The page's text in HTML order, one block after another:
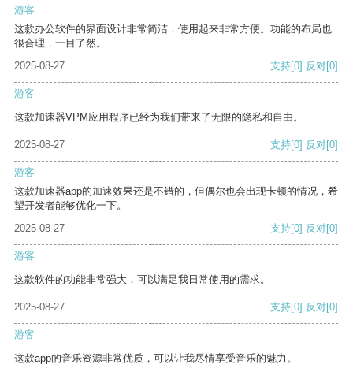
游客
这款办公软件的界面设计非常简洁，使用起来非常方便。功能的布局也
很合理，一目了然。
2025-08-27
支持[0] 反对[0]
游客
这款加速器VPM应用程序已经为我们带来了无限的隐私和自由。
2025-08-27 支持[0] 反对[0]
游客
这款加速器app的加速效果还是不错的，但偶尔也会出现卡顿的情况，希
望开发者能够优化一下。
2025-08-27
支持[0] 反对[0]
游客
这款软件的功能非常强大，可以满足我日常使用的需求。
2025-08-27 支持[0] 反对[0]
游客
这款app的音乐资源非常优质，可以让我尽情享受音乐的魅力。